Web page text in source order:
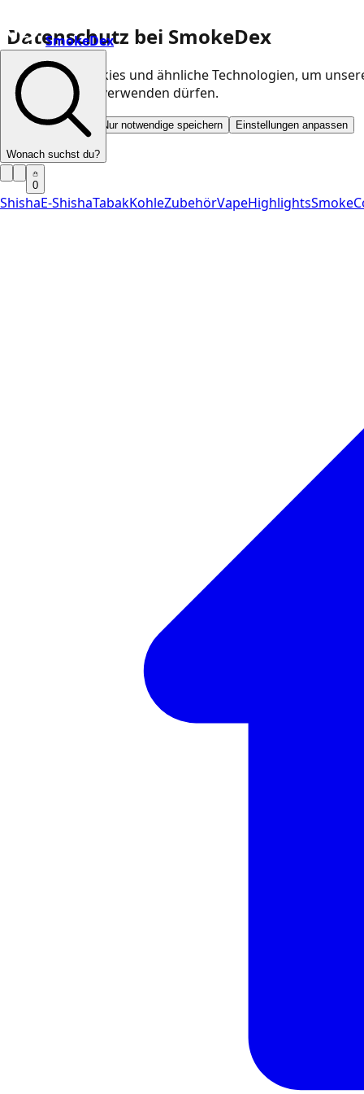
Datenschutz bei SmokeDex
Wir nutzen Cookies und ähnliche Technologien, um
Kategorien wir verwenden dürfen.
Alle akzeptieren Nur notwendige speichern Einstellungen anpassen
SmokeDex
Wonach suchst du?
0
ShishaE-ShishaTabakKohleZubehörVapeHighlights